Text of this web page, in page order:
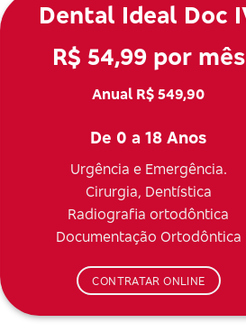
Dental Ideal Doc
R$ 54,99 por mês
Anual R$ 549,90
De 0 a 18 Anos
Urgência e Emergência.
Cirurgia, Dentística
Radiografia ortodôntica
Documentação Ortodôntica
CONTRATAR ONLINE